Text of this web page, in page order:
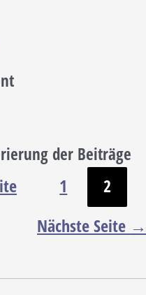
der Beiträge
1
2
Nächste Seite